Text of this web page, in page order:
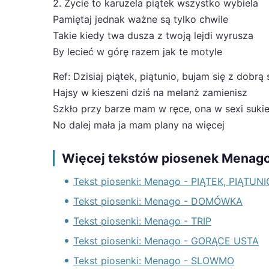
2. Życie to karuzela piątek wszystko wybiela
Pamiętaj jednak ważne są tylko chwile
Takie kiedy twa dusza z twoją lejdi wyrusza
By lecieć w górę razem jak te motyle
Ref: Dzisiaj piątek, piątunio, bujam się z dobrą
Hajsy w kieszeni dziś na melanż zamienisz
Szkło przy barze mam w ręce, ona w sexi
No dalej mała ja mam plany na więcej
Więcej tekstów piosenek
Tekst piosenki: Menago - PIĄTEK,
Tekst piosenki: Menago - DOMÓWKA
Tekst piosenki: Menago - TRIP
Tekst piosenki: Menago - GORĄCE USTA
Tekst piosenki: Menago - SLOWMO